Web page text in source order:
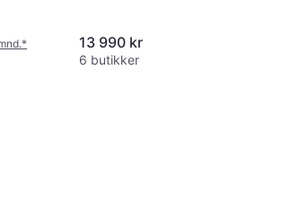
* 13 990 kr
6 butikker